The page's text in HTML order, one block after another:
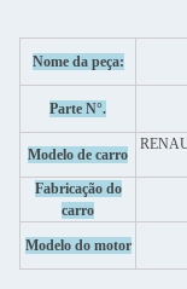
Nome da peça:
Parte N°.
Modelo de carro
Fabricação do
carro
Modelo do motor